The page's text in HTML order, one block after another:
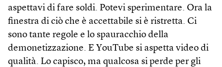
aspettavi di fare soldi. Potevi sperimentare. Ora la
finestra di ciò che è accettabile si è ristretta. Ci
sono tante regole e lo spauracchio della
demonetizzazione. E YouTube si aspetta video di
qualità. Lo capisco, ma qualcosa si perde per gli